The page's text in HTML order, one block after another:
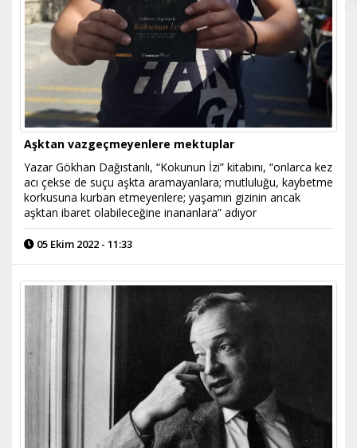
Aşktan vazgeçmeyenlere mektuplar
​Yazar Gökhan Dağıstanlı, “Kokunun İzi” kitabını, “onlarca kez
acı çekse de suçu aşkta aramayanlara; mutluluğu, kaybetme
korkusuna kurban etmeyenlere; yaşamın gizinin ancak
aşktan ibaret olabileceğine inananlara” adıyor
05 Ekim 2022 - 11:33